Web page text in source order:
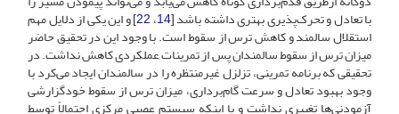
با تعادل و تحرک‌پذیری بهتری داشته باشد [14،22] و این ‌یکی از دلایل مهم
استقلال سالمند و کاهش ترس از سقوط است. با ‌وجود این در تحقیق حاضر
میزان ترس از سقوط سالمندان پس از تمرینات عملکردی کاهش نداشت. در
تحقیقی که برنامه تمرینی، تزلزل غیرمنتظره را در سالمندان ایجاد می‌کرد با
وجود بهبود تعادل و سرعت گام‌برداری، میزان ترس از سقوط خود‌گزارشی
آزمودنی‌ها تغییری نداشت و با اینکه سیستم عصبی مرکزی احتمالاً توسط